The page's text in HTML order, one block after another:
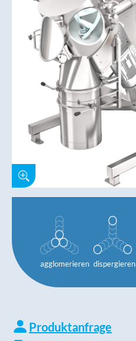
agglomerieren dispergieren
Produktanfrage